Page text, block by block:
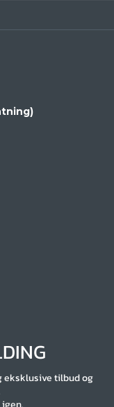
eksklusive tilbud og